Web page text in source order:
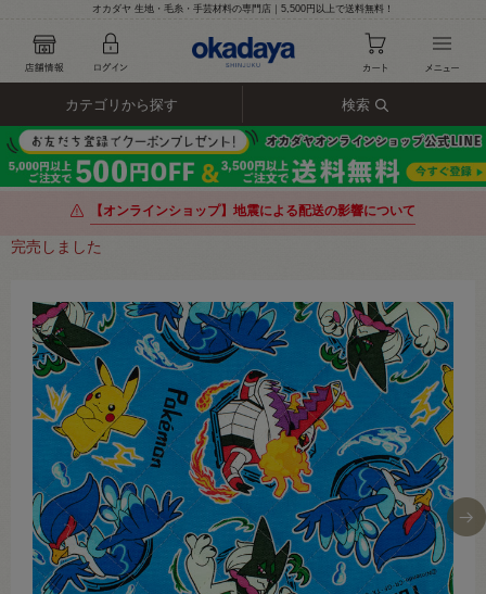
オカダヤ 生地・毛糸・手芸材料の専門店｜5,500円以上で送料無料！
カテゴリから探す 検索
【オンラインショップ】地震による配送の影響について
完売しました